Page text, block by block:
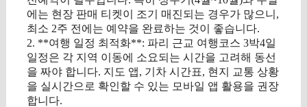
에는 현장 판매 티켓이 조기 매진되는 경우가 많으니,
최소 2주 전에는 예약을 완료하는 것이 좋습니다.
2. **여행 일정 최적화**: 파리 근교 여행코스 3박4일
일정은 각 지역 이동에 소요되는 시간을 고려해 동선
을 짜야 합니다. 지도 앱, 기차 시간표, 현지 교통 상황
을 실시간으로 확인할 수 있는 모바일 앱 활용을 권장
합니다.